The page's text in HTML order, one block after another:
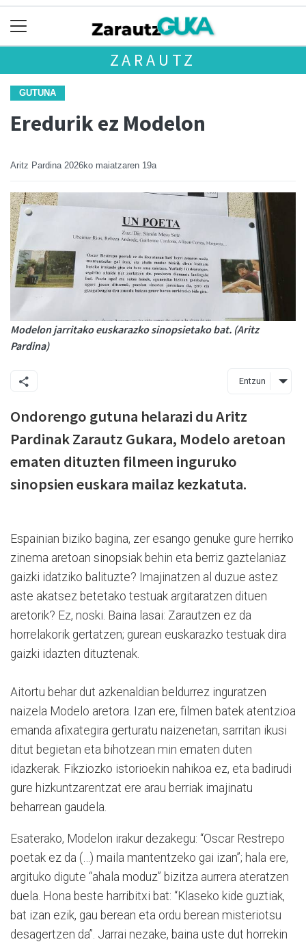
ZARAUTZ
GUTUNA
Eredurik ez Modelon
Aritz Pardina 2026ko maiatzaren 19a
Modelon jarritako euskarazko sinopsietako bat. (Aritz
Pardina)
Entzun
Ondorengo gutuna helarazi du Aritz
Pardinak Zarautz Gukara, Modelo aretoan
ematen dituzten filmeen inguruko
sinopsien euskara mailaz kezkatuta.
Espainian biziko bagina, zer esango genuke gure herriko
zinema aretoan sinopsiak behin eta berriz gaztelaniaz
gaizki idatziko balituzte? Imajinatzen al duzue astez
aste akatsez betetako testuak argitaratzen dituen
aretorik? Ez, noski. Baina lasai: Zarautzen ez da
horrelakorik gertatzen; gurean euskarazko testuak dira
gaizki idazten dituztenak.
Aitortu behar dut azkenaldian beldurrez inguratzen
naizela Modelo aretora. Izan ere, filmen batek atentzioa
emanda afixategira gerturatu naizenetan, sarritan ikusi
ditut begietan eta bihotzean min ematen duten
idazkerak. Fikziozko istorioekin nahikoa ez, eta badirudi
gure hizkuntzarentzat ere arau berriak imajinatu
beharrean gaudela.
Esaterako, Modelon irakur dezakegu: “Oscar Restrepo
poetak ez da (…) maila mantentzeko gai izan”; hala ere,
argituko digute “ahala moduz” bizitza aurrera ateratzen
duela. Hona beste harribitxi bat: “Klaseko kide guztiak,
bat izan ezik, gau berean eta ordu berean misteriotsu
desagertzen da”. Jarrai nezake, baina uste dut horrekin